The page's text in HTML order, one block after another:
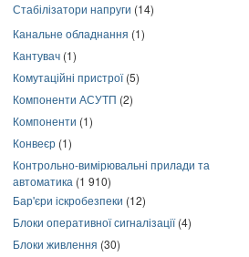
Стабілізатори напруги (14)
Канальне обладнання (1)
Кантувач (1)
Комутаційні пристрої(5)
Компоненти АСУТП (2)
Компоненти (1)
Конвеєр (1)
Контрольно-вимірювальні прилади та
автоматика (1 910)
Бар'єри іскробезпеки (12)
Блоки оперативної сигналізації(4)
Блоки живлення (30)